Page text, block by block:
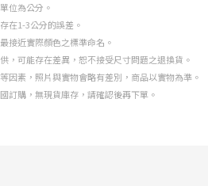
位為公分。
在1-3公分的誤差。
接近實際顏色之標準命名。
，可能存在差異，恕不接受尺寸問題之退換貨。
因素，照片與實物會略有差別，商品以實物為準。
訂購，無現貨庫存，請確認後再下單。